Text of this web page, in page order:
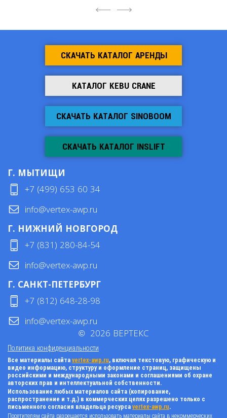
4 6
СКАЧАТЬ КАТАЛОГ АРЕНДЫ
КАТАЛОГ KEBU CRANE
СКАЧАТЬ КАТАЛОГ SINOBOOM
СКАЧАТЬ КАТАЛОГ INSLIFT
Г. МЫТИЩИ
+7 (499) 653 60 34
info@vertex-awp.ru
Г. НИЖНИЙ НОВГОРОД
+7 (831) 280-84-54
info@vertex-awp.ru
Г. САНКТ-ПЕТЕРБУРГ
+7 (812) 648-28-98
info@vertex-awp.ru
Политика конфиденциальности
© 2026 ВЕРТЕКС
Все материалы сайта vertex-awp.ru, включая текстовую, графическую и
видео информацию, структуру и оформление страниц, защищены
российскими и международными законами и соглашениями об охране
авторских прав и интеллектуальной собственности.
Использование любых материалов сайта (копирование,
распространение и т.д.) в коммерческих целях разрешено только с
письменного согласия владельца ресурса vertex-awp.ru.
Посетителям сайта разрешается использовать материалы сайта в некоммерческих